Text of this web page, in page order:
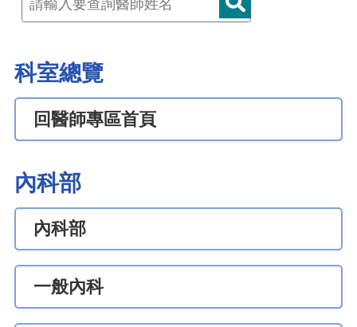
科室總覽
回醫師專區首頁
內科部
內科部
一般內科